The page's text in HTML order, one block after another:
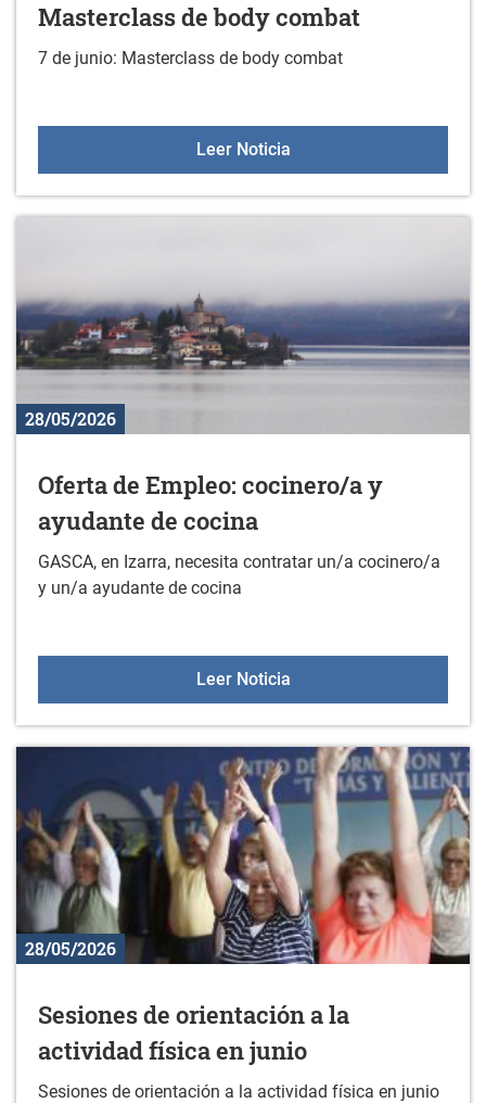
Masterclass de body combat
7 de junio: Masterclass de body combat
Leer NoticiaMasterclass de body
28/05/2026
Oferta de Empleo: cocinero/a y
ayudante de cocina
GASCA, en Izarra, necesita contratar un/a cocinero/a
y un/a ayudante de cocina
Leer NoticiaOferta de Empleo:
28/05/2026
Sesiones de orientación a la
actividad física en junio
Sesiones de orientación a la actividad física en junio